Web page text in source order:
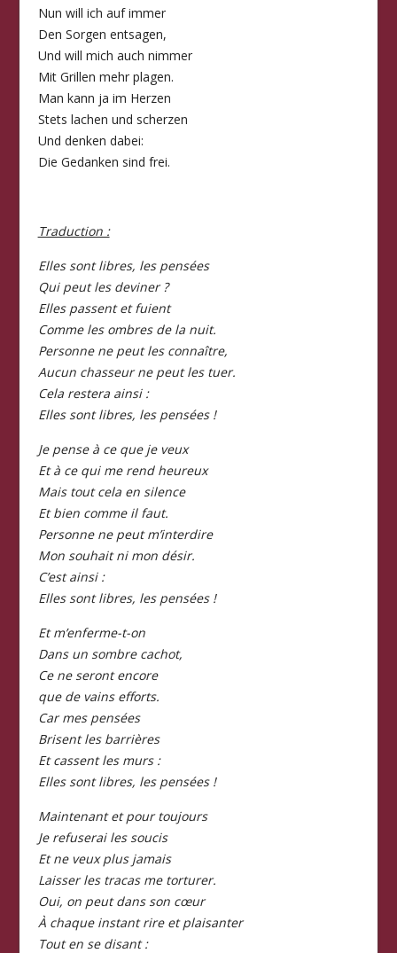
Nun will ich auf immer
Den Sorgen entsagen,
Und will mich auch nimmer
Mit Grillen mehr plagen.
Man kann ja im Herzen
Stets lachen und scherzen
Und denken dabei:
Die Gedanken sind frei.
Traduction :
Elles sont libres, les pensées
Qui peut les deviner ?
Elles passent et fuient
Comme les ombres de la nuit.
Personne ne peut les connaître,
Aucun chasseur ne peut les tuer.
Cela restera ainsi :
Elles sont libres, les pensées !
Je pense à ce que je veux
Et à ce qui me rend heureux
Mais tout cela en silence
Et bien comme il faut.
Personne ne peut m’interdire
Mon souhait ni mon désir.
C’est ainsi :
Elles sont libres, les pensées !
Et m’enferme-t-on
Dans un sombre cachot,
Ce ne seront encore
que de vains efforts.
Car mes pensées
Brisent les barrières
Et cassent les murs :
Elles sont libres, les pensées !
Maintenant et pour toujours
Je refuserai les soucis
Et ne veux plus jamais
Laisser les tracas me torturer.
Oui, on peut dans son cœur
À chaque instant rire et plaisanter
Tout en se disant :